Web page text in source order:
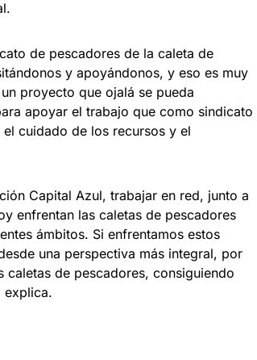
de pescadores de la caleta de
y apoyándonos, y eso es muy
proyecto que ojalá se pueda
apoyar el trabajo que como sindicato
cuidado de los recursos y el
Capital Azul, trabajar en red, junto a
enfrentan las caletas de pescadores
ámbitos. Si enfrentamos estos
una perspectiva más integral, por
de pescadores, consiguiendo
explica.